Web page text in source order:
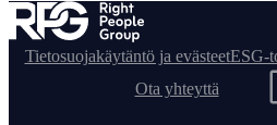
Tietosuojakäytäntö ja evästeetESG-
Ota yhteyttä